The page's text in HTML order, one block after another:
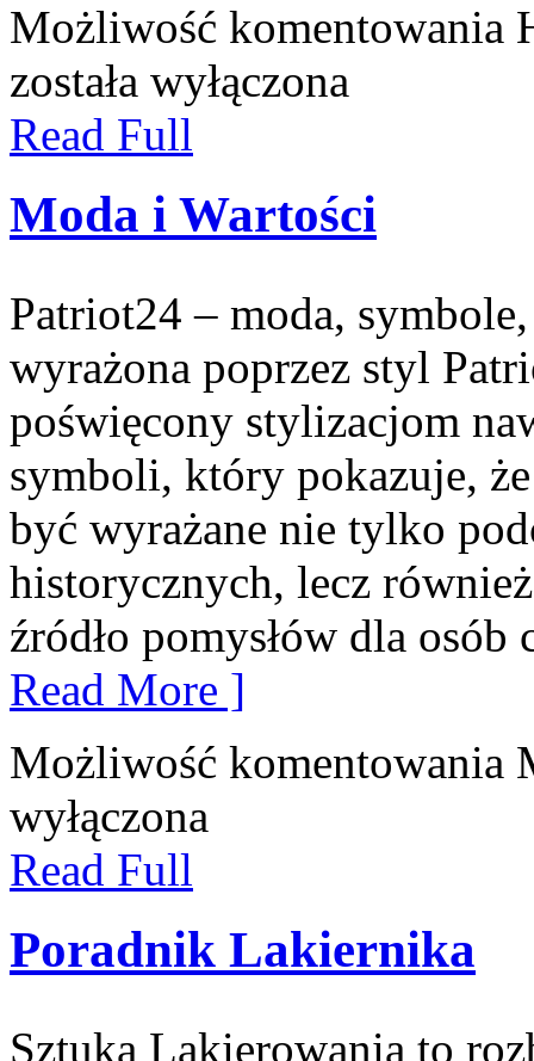
Możliwość komentowania
została wyłączona
Read Full
Moda i Wartości
Patriot24 – moda,
wyrażona poprzez styl
poświęcony stylizacjom
symboli, który pokazuje,
być wyrażane nie tylko
historycznych, lecz
źródło pomysłów dla
Read More ]
Możliwość komentowania
wyłączona
Read Full
Poradnik Lakiernika
Sztuka Lakierowania to